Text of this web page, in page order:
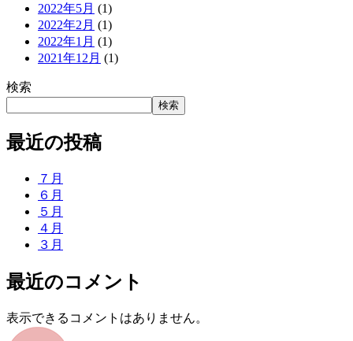
2022年5月 (1)
2022年2月 (1)
2022年1月 (1)
2021年12月 (1)
検索
検索
最近の投稿
７月
６月
５月
４月
３月
最近のコメント
表示できるコメントはありません。